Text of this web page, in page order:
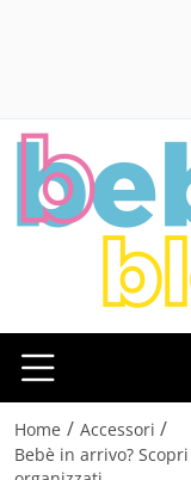
Home / Accessori /
Bebè in arrivo?